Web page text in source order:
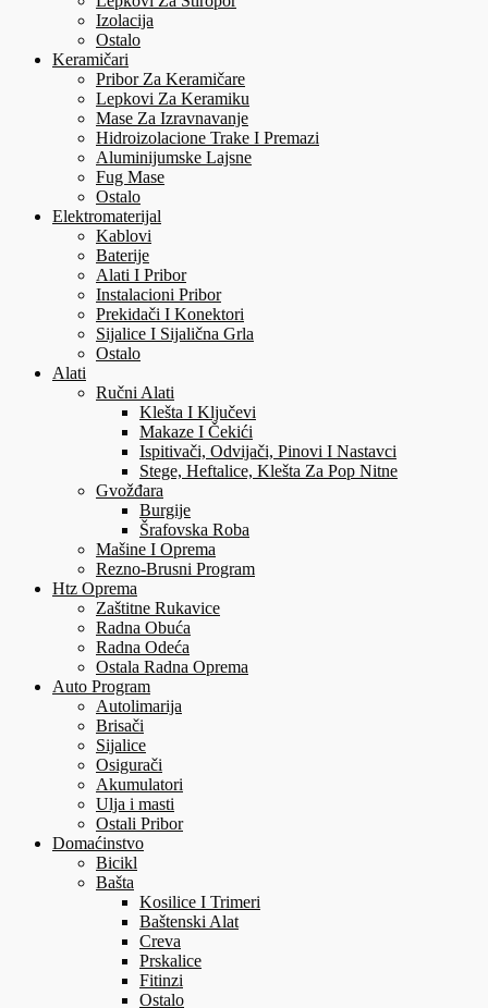
Izolacija
Ostalo
Keramičari
Pribor Za Keramičare
Lepkovi Za Keramiku
Mase Za Izravnavanje
Hidroizolacione Trake I Premazi
Aluminijumske Lajsne
Fug Mase
Ostalo
Elektromaterijal
Kablovi
Baterije
Alati I Pribor
Instalacioni Pribor
Prekidači I Konektori
Sijalice I Sijalična Grla
Ostalo
Alati
Ručni Alati
Klešta I Ključevi
Makaze I Čekići
Ispitivači, Odvijači, Pinovi I Nastavci
Stege, Heftalice, Klešta Za Pop Nitne
Gvožđara
Burgije
Šrafovska Roba
Mašine I Oprema
Rezno-Brusni Program
Htz Oprema
Zaštitne Rukavice
Radna Obuća
Radna Odeća
Ostala Radna Oprema
Auto Program
Autolimarija
Brisači
Sijalice
Osigurači
Akumulatori
Ulja i masti
Ostali Pribor
Domaćinstvo
Bicikl
Bašta
Kosilice I Trimeri
Baštenski Alat
Creva
Prskalice
Fitinzi
Ostalo